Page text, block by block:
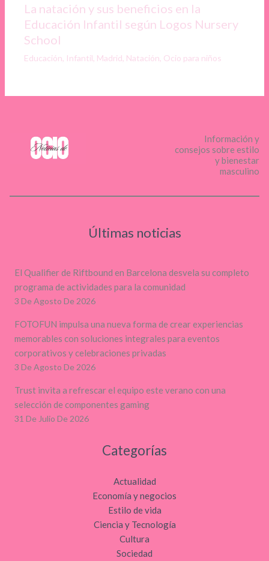
La natación y sus beneficios en la
Educación Infantil según Logos Nursery
School
Educación, Infantil, Madrid, Natación, Ocio para niños
Información y
consejos sobre estilo
y bienestar
masculino
Últimas noticias
El Qualifier de Riftbound en Barcelona desvela su completo
programa de actividades para la comunidad
3 De Agosto De 2026
FOTOFUN impulsa una nueva forma de crear experiencias
memorables con soluciones integrales para eventos
corporativos y celebraciones privadas
3 De Agosto De 2026
Trust invita a refrescar el equipo este verano con una
selección de componentes gaming
31 De Julio De 2026
Categorías
Actualidad
Economía y negocios
Estilo de vida
Ciencia y Tecnología
Cultura
Sociedad